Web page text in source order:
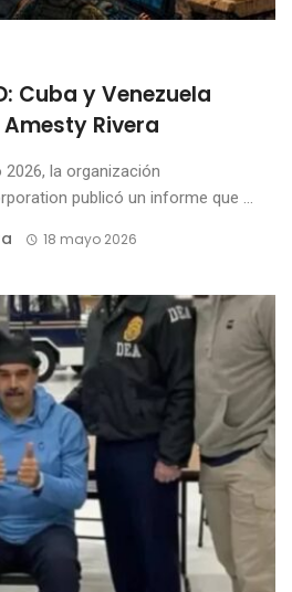
Cuba y Venezuela
Rivera
2026, la organización
publicó un informe que ...
18 mayo 2026